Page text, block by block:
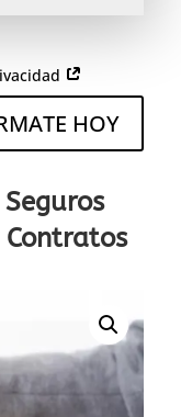
HOY
Contratos